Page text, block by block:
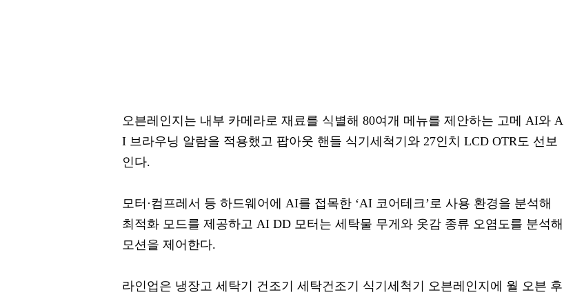
오븐레인지는 내부 카메라로 재료를 식별해 80여개 메뉴를 제안하는 고메 AI와 A
I 브라우닝 알람을 적용했고 팝아웃 핸들 식기세척기와 27인치 LCD OTR도 선보
인다.
모터·컴프레서 등 하드웨어에 AI를 접목한 ‘AI 코어테크’로 사용 환경을 분석해
최적화 모드를 제공하고 AI DD 모터는 세탁물 무게와 옷감 종류 오염도를 분석해
모션을 제어한다.
라인업은 냉장고 세탁기 건조기 세탁건조기 식기세척기 오븐레인지에 월 오븐 후